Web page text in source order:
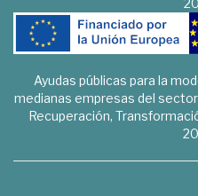
Ayudas públicas para la
medianas empresas del
Recuperación,